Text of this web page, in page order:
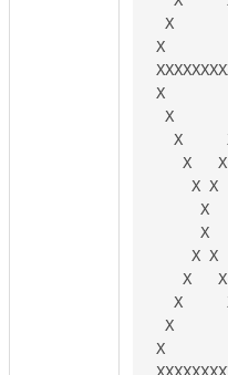
X
X
X
X
X
   X   X
    X X
     X
     X
    X X
   X   X
X
X
X